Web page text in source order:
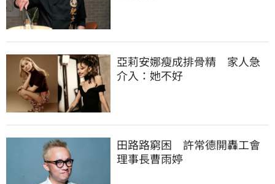
亞莉安娜瘦成排骨精　家人急
介入：她不好
田路路窮困　許常德開轟工會
理事長曹雨婷